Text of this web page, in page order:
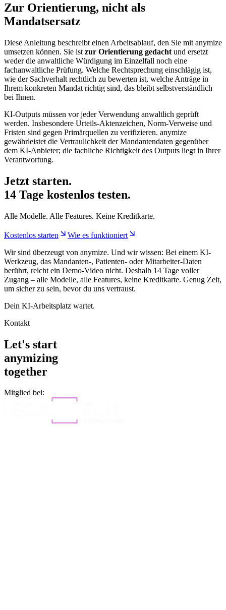
Zur Orientierung, nicht als
Mandatsersatz
Diese Anleitung beschreibt einen Arbeitsablauf, den Sie mit anymize
umsetzen können. Sie ist zur Orientierung gedacht und ersetzt
weder die anwaltliche Würdigung im Einzelfall noch eine
fachanwaltliche Prüfung. Welche Rechtsprechung einschlägig ist,
wie der Sachverhalt rechtlich zu bewerten ist, welche Anträge in
Ihrem konkreten Mandat richtig sind, das bleibt selbstverständlich
bei Ihnen.
KI-Outputs müssen vor jeder Verwendung anwaltlich geprüft
werden. Insbesondere Urteils-Aktenzeichen, Norm-Verweise und
Fristen sind gegen Primärquellen zu verifizieren. anymize
gewährleistet die Vertraulichkeit der Mandantendaten gegenüber
dem KI-Anbieter; die fachliche Richtigkeit des Outputs liegt in Ihrer
Verantwortung.
Jetzt starten.
14 Tage kostenlos testen.
Alle Modelle. Alle Features. Keine Kreditkarte.
Kostenlos starten
Wie es funktioniert
Wir sind überzeugt von anymize. Und wir wissen: Bei einem KI-
Werkzeug, das Mandanten-, Patienten- oder Mitarbeiter-Daten
berührt, reicht ein Demo-Video nicht. Deshalb 14 Tage voller
Zugang – alle Modelle, alle Features, keine Kreditkarte. Genug Zeit,
um sicher zu sein, bevor du uns vertraust.
Dein KI-Arbeitsplatz wartet.
Kontakt
Let's start
anymizing
together
Mitglied bei: